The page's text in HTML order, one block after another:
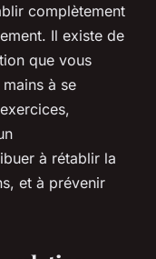
complètement
Il existe de
que vous
à se
à rétablir la
et à prévenir